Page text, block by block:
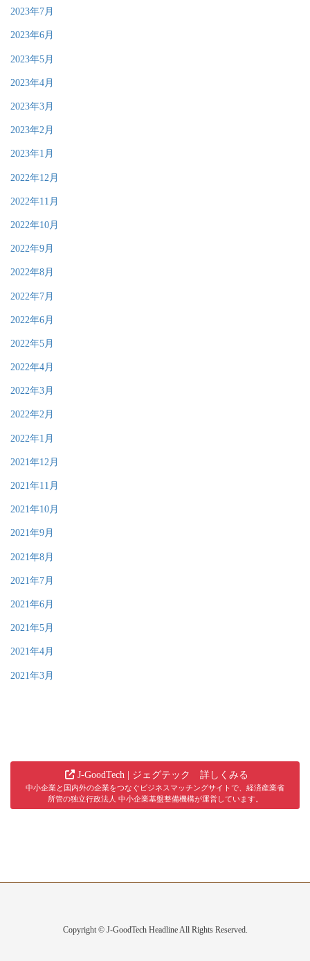
2023年7月
2023年6月
2023年5月
2023年4月
2023年3月
2023年2月
2023年1月
2022年12月
2022年11月
2022年10月
2022年9月
2022年8月
2022年7月
2022年6月
2022年5月
2022年4月
2022年3月
2022年2月
2022年1月
2021年12月
2021年11月
2021年10月
2021年9月
2021年8月
2021年7月
2021年6月
2021年5月
2021年4月
2021年3月
J-GoodTech | ジェグテック 詳しくみる
中小企業と国内外の企業をつなぐビジネスマッチングサイトで、経済産業省
所管の独立行政法人 中小企業基盤整備機構が運営しています。
Copyright © J-GoodTech Headline All Rights Reserved.